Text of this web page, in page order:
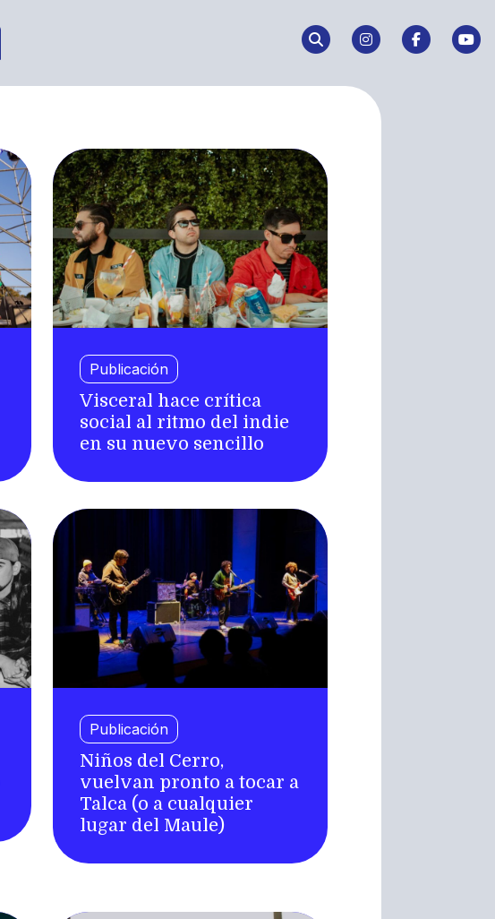
Publicación
Visceral hace crítica
social al ritmo del indie
en su nuevo sencillo
Publicación
Niños del Cerro,
vuelvan pronto a tocar a
Talca (o a cualquier
lugar del Maule)